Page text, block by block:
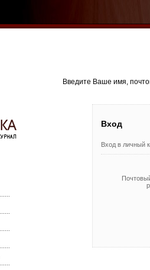
Введите Ваше имя,
Вход
Вход в личный